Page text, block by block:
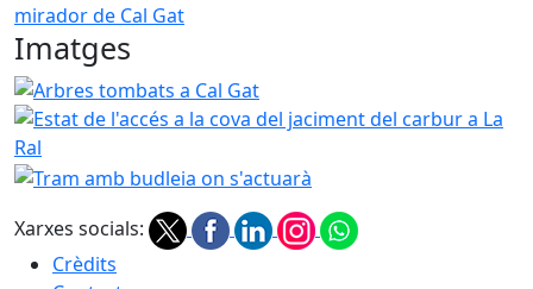
mirador de Cal Gat
Imatges
Arbres tombats a Cal Gat Estat de l'accés a la cova del
Tram amb budleia on s'actuarà
Xarxes socials:
Crèdits